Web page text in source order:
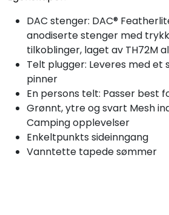
DAC stenger: DAC®
anodiserte stenger med
tilkoblinger, laget av TH72M
Telt plugger: Leveres med et
pinner
En persons telt: Passer best
Grønnt, ytre og svart Mesh
Camping opplevelser
Enkeltpunkts sideinngang
Vanntette tapede sømmer